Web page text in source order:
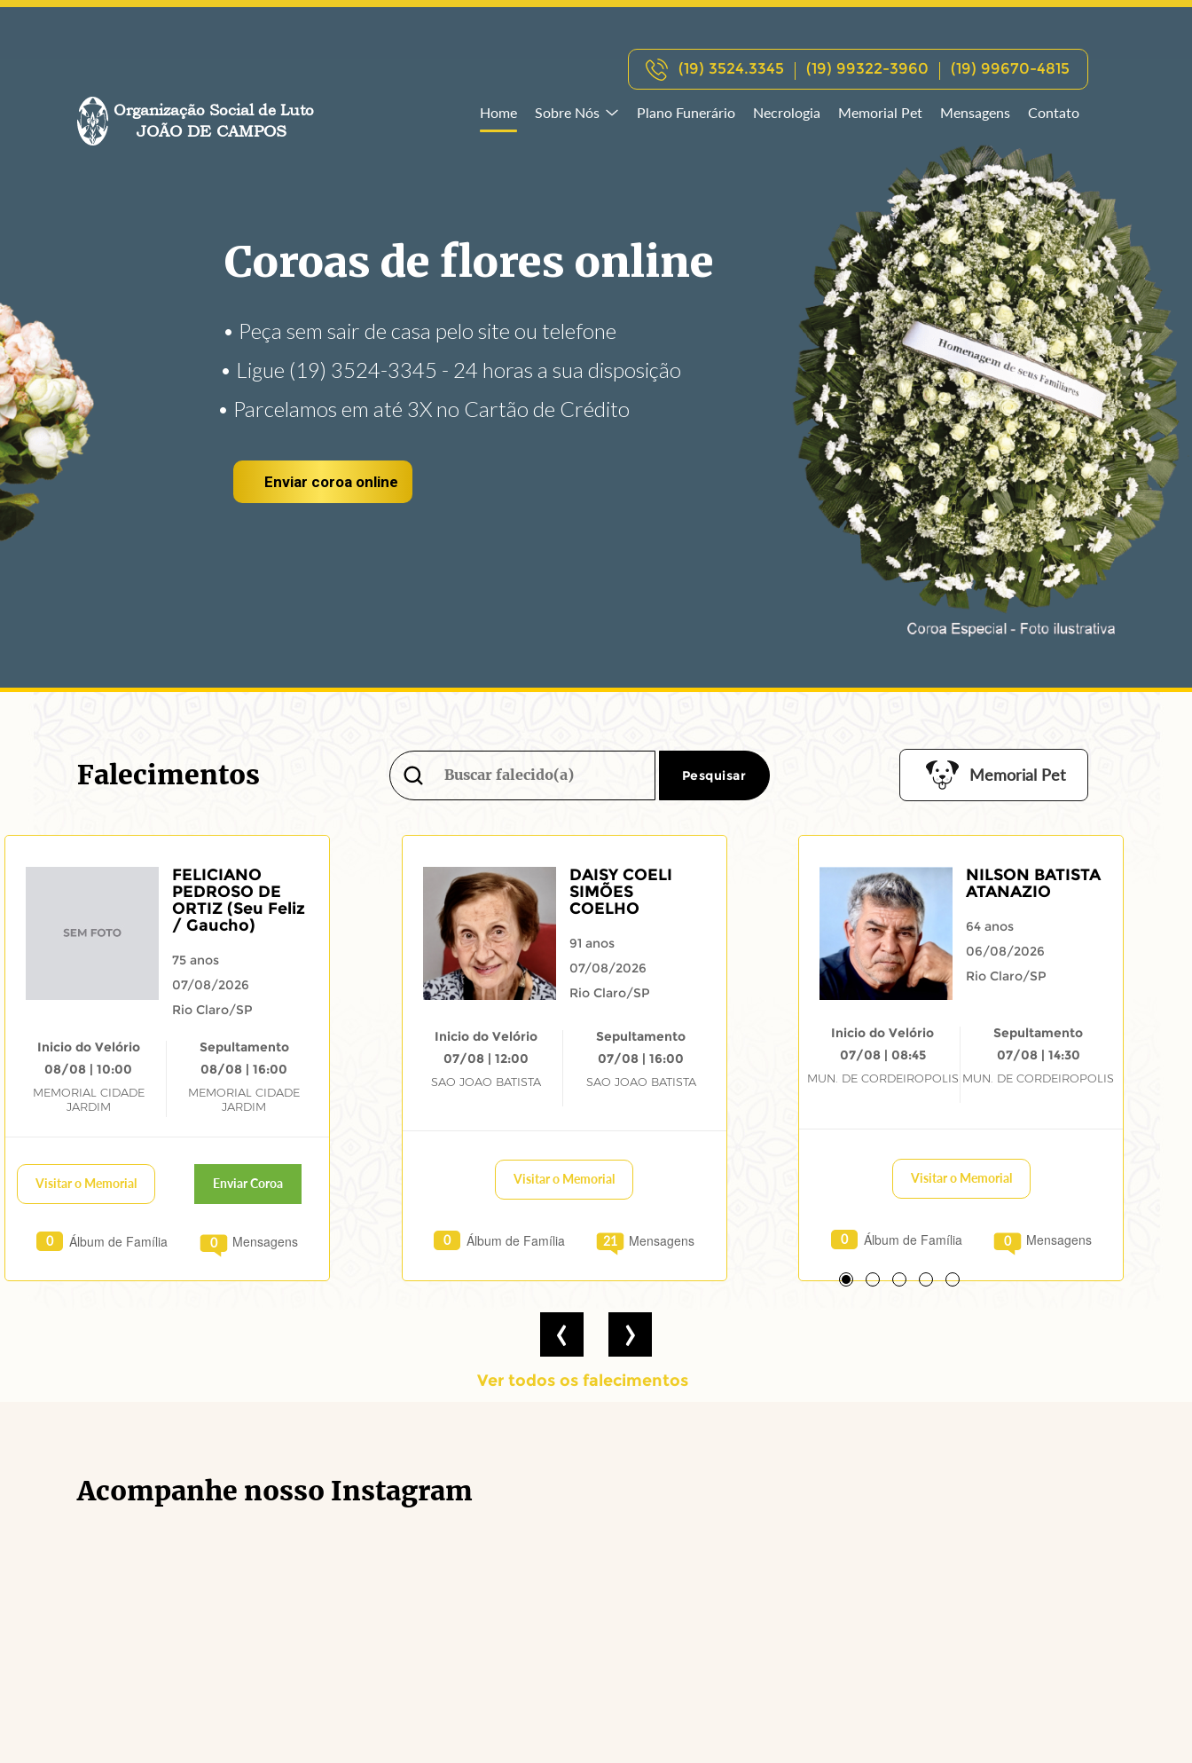
(19) 3524.3345 (19) 99322-3960 (19) 99670-4815
JOÃO DE CAMPOS
Organização Social de Luto Home Sobre Nós Plano Funerário Necrologia Memorial Pet Mensagens Contato
completo e acessível
R$ 14,00
Falecimentos Pesquisar Memorial Pet
FELICIANO
PEDROSO DE
ORTIZ (Seu Feliz
/ Gaucho)
75 anos
07/08/2026
Rio Claro/SP
Inicio do Velório
08/08 | 10:00
MEMORIAL CIDADE
JARDIM
Sepultamento
08/08 | 16:00
MEMORIAL CIDADE
JARDIM
Visitar o Memorial Enviar Coroa
0 Álbum de Família 0 Mensagens
DAISY COELI
SIMÕES
COELHO
91 anos
07/08/2026
Rio Claro/SP
Inicio do Velório
07/08 | 12:00
SAO JOAO BATISTA
Sepultamento
07/08 | 16:00
SAO JOAO BATISTA
Visitar o Memorial
0 Álbum de Família 21 Mensagens
NILSON BATISTA
ATANAZIO
64 anos
06/08/2026
Rio Claro/SP
Inicio do Velório
07/08 | 08:45
MUN. DE CORDEIROPOLIS
Sepultamento
07/08 | 14:30
MUN. DE CORDEIROPOLIS
Visitar o Memorial
0 Álbum de Família 0 Mensagens
‹ ›
Ver todos os falecimentos
Acompanhe nosso Instagram